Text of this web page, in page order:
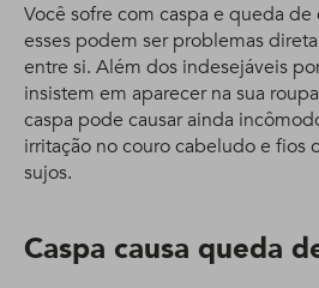
Você sofre com caspa e queda de
esses podem ser problemas
entre si. Além dos indesejáveis
insistem em aparecer na sua
caspa pode causar ainda
irritação no couro cabeludo e fios
sujos.
Caspa causa queda